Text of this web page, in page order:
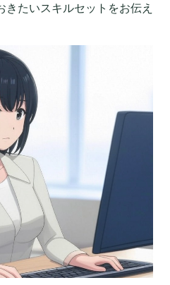
たいスキルセットをお伝え